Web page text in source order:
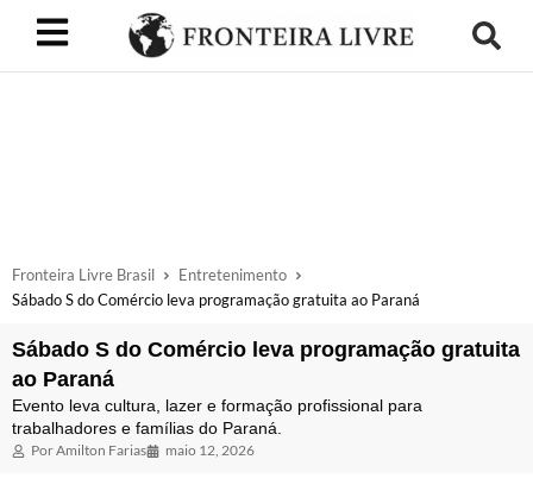
Fronteira Livre Brasil
Entretenimento
Sábado S do Comércio leva programação gratuita ao Paraná
Sábado S do Comércio leva programação gratuita
ao Paraná
Evento leva cultura, lazer e formação profissional para
trabalhadores e famílias do Paraná.
PorAmilton Farias maio 12, 2026